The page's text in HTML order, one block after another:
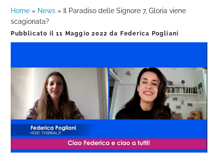
Home » News »
Il Paradiso delle Signore 7, Gloria viene
scagionata?
Pubblicato il11 Maggio 2022 da Federica Pogliani
Unmute
Loaded:
0%
Progress:
0%